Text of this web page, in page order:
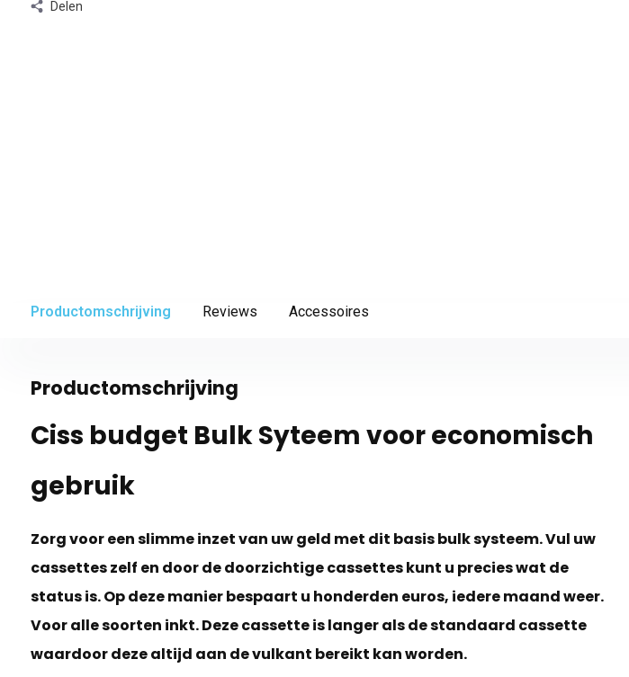
Delen
Productomschrijving Reviews Accessoires
Productomschrijving
Ciss budget Bulk Syteem voor economisch
gebruik
Zorg voor een slimme inzet van uw geld met dit basis bulk systeem. Vul uw
cassettes zelf en door de doorzichtige cassettes kunt u precies wat de
status is. Op deze manier bespaart u honderden euros, iedere maand weer.
Voor alle soorten inkt. Deze cassette is langer als de standaard cassette
waardoor deze altijd aan de vulkant bereikt kan worden.